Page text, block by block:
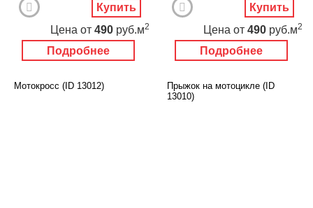
Подробнее
Цена от 490 руб.м2
Купить
Подробнее
Цена от 490 руб.м2
Купить
Мотокросс (ID 13012)
Прыжок на мотоцикле (ID
13010)